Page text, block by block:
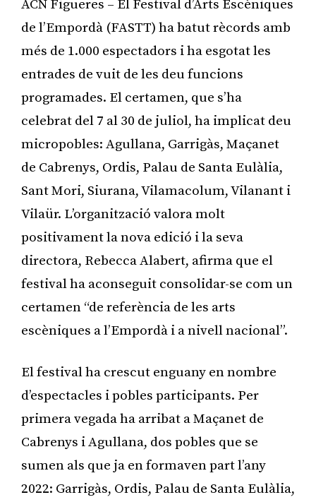
ACN Figueres – El Festival d’Arts Escèniques
de l’Empordà (FASTT) ha batut rècords amb
més de 1.000 espectadors i ha esgotat les
entrades de vuit de les deu funcions
programades. El certamen, que s’ha
celebrat del 7 al 30 de juliol, ha implicat deu
micropobles: Agullana, Garrigàs, Maçanet
de Cabrenys, Ordis, Palau de Santa Eulàlia,
Sant Mori, Siurana, Vilamacolum, Vilanant i
Vilaür. L’organització valora molt
positivament la nova edició i la seva
directora, Rebecca Alabert, afirma que el
festival ha aconseguit consolidar-se com un
certamen “de referència de les arts
escèniques a l’Empordà i a nivell nacional”.
El festival ha crescut enguany en nombre
d’espectacles i pobles participants. Per
primera vegada ha arribat a Maçanet de
Cabrenys i Agullana, dos pobles que se
sumen als que ja en formaven part l’any
2022: Garrigàs, Ordis, Palau de Santa Eulàlia,